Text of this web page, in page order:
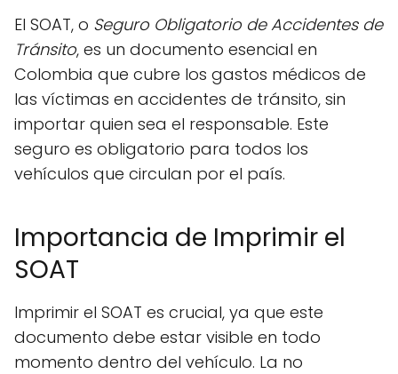
El SOAT, o Seguro Obligatorio de Accidentes de
Tránsito, es un documento esencial en
Colombia que cubre los gastos médicos de
las víctimas en accidentes de tránsito, sin
importar quien sea el responsable. Este
seguro es obligatorio para todos los
vehículos que circulan por el país.
Importancia de Imprimir el
SOAT
Imprimir el SOAT es crucial, ya que este
documento debe estar visible en todo
momento dentro del vehículo. La no